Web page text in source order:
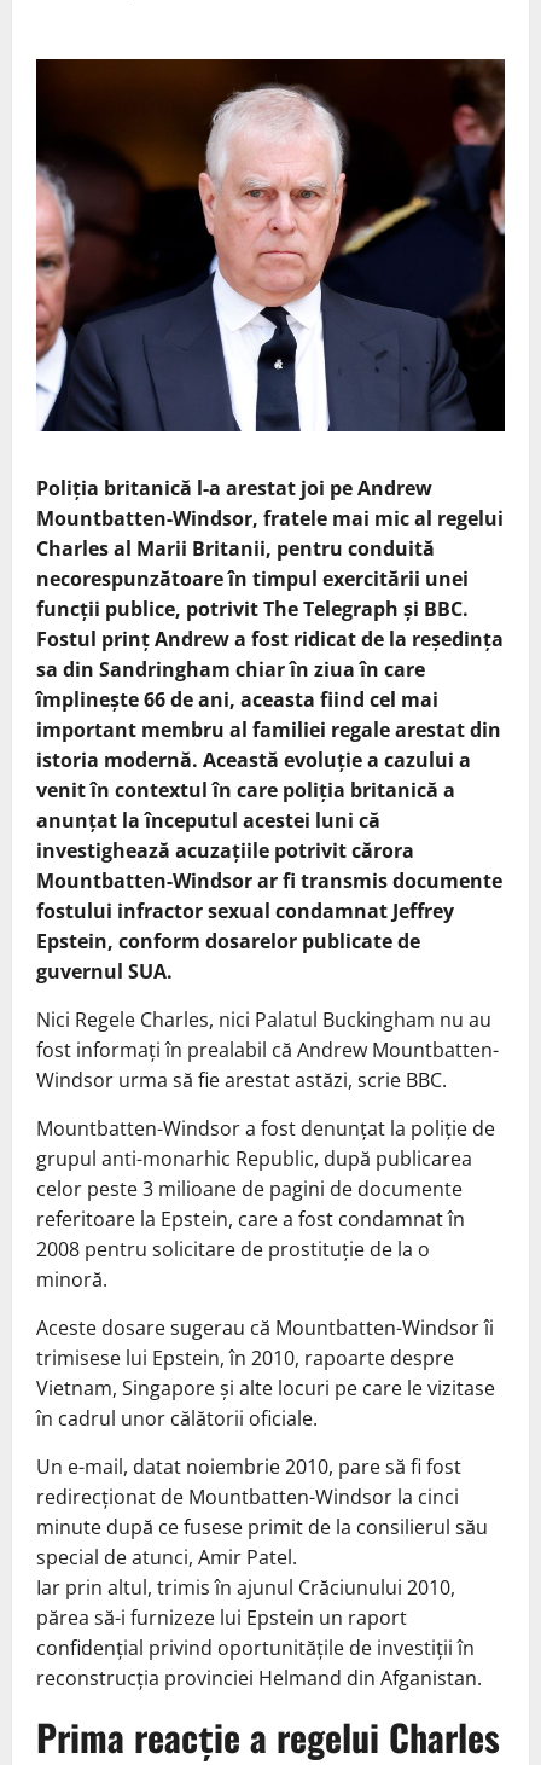
Poliția britanică l-a arestat joi pe Andrew
Mountbatten-Windsor, fratele mai mic al regelui
Charles al Marii Britanii, pentru conduită
necorespunzătoare în timpul exercitării unei
funcții publice, potrivit The Telegraph și BBC.
Fostul prinț Andrew a fost ridicat de la reședința
sa din Sandringham chiar în ziua în care
împlinește 66 de ani, aceasta fiind cel mai
important membru al familiei regale arestat din
istoria modernă. Această evoluție a cazului a
venit în contextul în care poliția britanică a
anunțat la începutul acestei luni că
investighează acuzațiile potrivit cărora
Mountbatten-Windsor ar fi transmis documente
fostului infractor sexual condamnat Jeffrey
Epstein, conform dosarelor publicate de
guvernul SUA.
Nici Regele Charles, nici Palatul Buckingham nu au
fost informați în prealabil că Andrew Mountbatten-
Windsor urma să fie arestat astăzi, scrie BBC.
Mountbatten-Windsor a fost denunțat la poliție de
grupul anti-monarhic Republic, după publicarea
celor peste 3 milioane de pagini de documente
referitoare la Epstein, care a fost condamnat în
2008 pentru solicitare de prostituție de la o
minoră.
Aceste dosare sugerau că Mountbatten-Windsor îi
trimisese lui Epstein, în 2010, rapoarte despre
Vietnam, Singapore și alte locuri pe care le vizitase
în cadrul unor călătorii oficiale.
Un e-mail, datat noiembrie 2010, pare să fi fost
redirecționat de Mountbatten-Windsor la cinci
minute după ce fusese primit de la consilierul său
special de atunci, Amir Patel.
Iar prin altul, trimis în ajunul Crăciunului 2010,
părea să-i furnizeze lui Epstein un raport
confidențial privind oportunitățile de investiții în
reconstrucția provinciei Helmand din Afganistan.
Prima reacție a regelui Charles